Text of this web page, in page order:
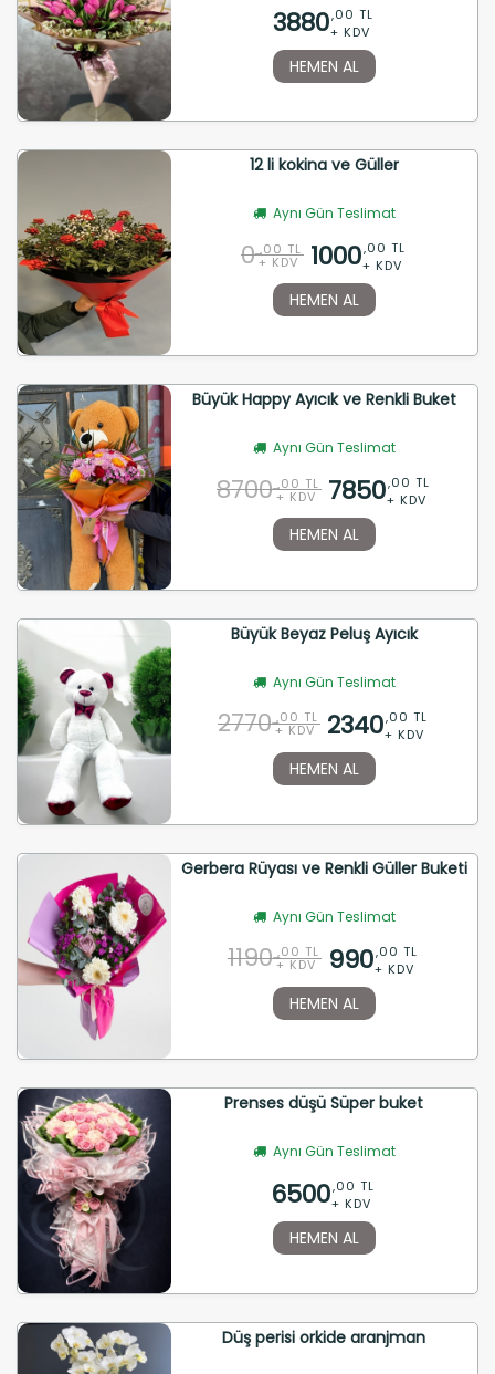
3880,00 TL
+ KDV
HEMEN AL
12 li kokina ve Güller
Aynı Gün Teslimat
0 ,00 TL
+ KDV 1000,00 TL
+ KDV
HEMEN AL
Büyük Happy Ayıcık ve Renkli Buket
Aynı Gün Teslimat
8700 ,00 TL
+ KDV 7850,00 TL
+ KDV
HEMEN AL
Büyük Beyaz Peluş Ayıcık
Aynı Gün Teslimat
2770 ,00 TL
+ KDV 2340,00 TL
+ KDV
HEMEN AL
Gerbera Rüyası ve Renkli Güller Buketi
Aynı Gün Teslimat
1190 ,00 TL
+ KDV 990,00 TL
+ KDV
HEMEN AL
Prenses düşü Süper buket
Aynı Gün Teslimat
6500,00 TL
+ KDV
HEMEN AL
Düş perisi orkide aranjman